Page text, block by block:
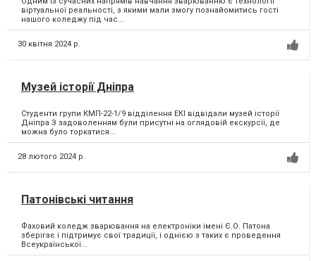
віртуальної реальності, з якими мали змогу познайомитись гості
нашого коледжу під час...
30 квітня 2024 р.
Музей історії Дніпра
Студенти групи КМП-22-1/9 відділення ЕКІ відвідали музей історії
Дніпра З задоволенням були присутні на оглядовій екскурсії, де
можна було торкатися...
28 лютого 2024 р.
Патонівські читання
Фаховий коледж зварювання на електроніки імені Є.О. Патона
зберігає і підтримує свої традиції, і однією з таких є проведення
Всеукраїнської...